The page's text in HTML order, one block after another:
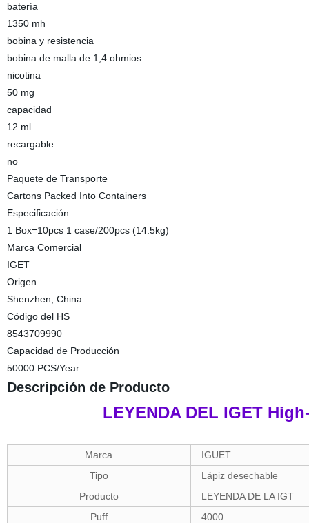
batería
1350 mh
bobina y resistencia
bobina de malla de 1,4 ohmios
nicotina
50 mg
capacidad
12 ml
recargable
no
Paquete de Transporte
Cartons Packed Into Containers
Especificación
1 Box=10pcs 1 case/200pcs (14.5kg)
Marca Comercial
IGET
Origen
Shenzhen, China
Código del HS
8543709990
Capacidad de Producción
50000 PCS/Year
Descripción de Producto
LEYENDA DEL IGET
Marca
IGUET
Tipo
Lápiz desechable
Producto
LEYENDA DE LA IGT
Puff
4000